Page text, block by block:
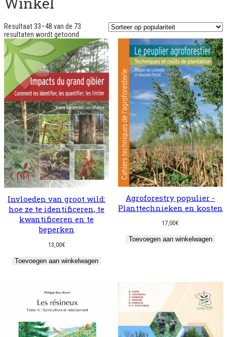
Resultaat 33–48 van de 73
resultaten wordt getoond Gesorteerd
populariteit
Invloeden van groot wild:
hoe ze te identificeren, te
kwantificeren en te
beperken
13,00€
Toevoegen aan winkelwagen
Agroforestry populier -
Planttechnieken en kosten
17,00€
Toevoegen aan winkelwagen